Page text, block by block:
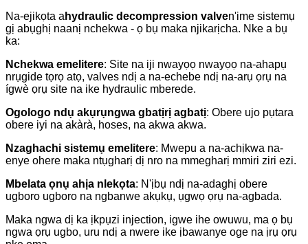
Na-ejikọta a hydraulic decompression valven'ime sistemụ
gị abụghị naanị nchekwa - ọ bụ maka njikarịcha. Nke a bụ
ka:
Nchekwa emelitere: Site na iji nwayọọ nwayọọ na-ahapụ
nrụgide tọrọ atọ, valves ndị a na-echebe ndị na-arụ ọrụ na
ígwè ọrụ site na ike hydraulic mberede.
Ogologo ndụ akụrụngwa gbatịrị agbatị: Obere ujo pụtara
obere iyi na akàrà, hoses, na akwa akwa.
Nzaghachi sistemụ emelitere: Mwepu a na-achịkwa na-
enye ohere maka ntụgharị dị nro na mmegharị mmiri ziri ezi.
Mbelata ọnụ ahịa nlekọta: N'ịbụ ndị na-adaghị obere
ugboro ugboro na ngbanwe akụkụ, ụgwọ ọrụ na-agbada.
Maka ngwa dị ka ịkpụzi injection, igwe ihe owuwu, ma ọ bụ
ngwa ọrụ ugbo, uru ndị a nwere ike ịbawanye oge na ịrụ ọrụ